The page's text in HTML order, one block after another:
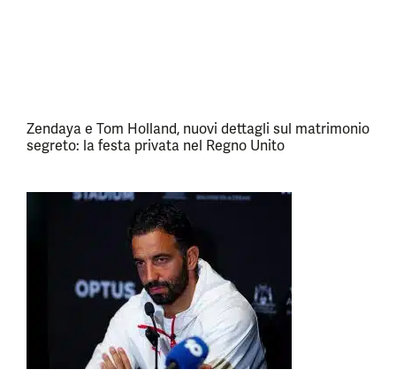
Zendaya e Tom Holland, nuovi dettagli sul matrimonio
segreto: la festa privata nel Regno Unito